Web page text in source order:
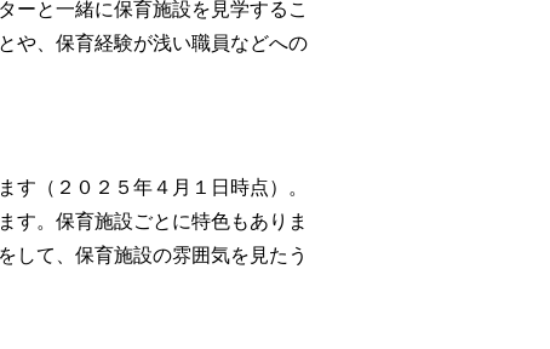
ーと一緒に保育施設を見学するこ
や、保育経験が浅い職員などへの
す（２０２５年４月１日時点）。
す。保育施設ごとに特色もありま
して、保育施設の雰囲気を見たう